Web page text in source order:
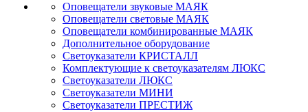
Оповещатели звуковые МАЯК
Оповещатели световые МАЯК
Оповещатели комбинированные МАЯК
Дополнительное оборудование
Светоуказатели КРИСТАЛЛ
Комплектующие к светоуказателям ЛЮКС
Светоуказатели ЛЮКС
Светоуказатели МИНИ
Светоуказатели ПРЕСТИЖ